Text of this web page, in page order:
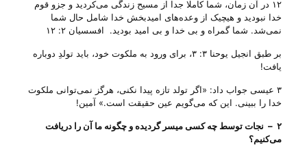
۱۲ در آن زمان، شما کاملا جدا از مسیح زندگی می‌کردید و جزو قوم
خدا نبودید و هیچیک از وعده‌های امیدبخش خدا شامل حال شما
نمی‌شد. شما گمراه و بی خدا و بی امید بودید. افسسیان ۲: ۱۲
بر طبق انجیل یوحنا ۳: ۳، برای ورود به ملکوت خود، باید تولدِ دوباره
یافت!
۳ عیسی جواب داد: «اگر تولد تازه پیدا نکنی، هرگز نمی‌توانی ملکوت
خدا را ببینی. این که می‌گویم عین حقیقت است.» آمین!
۲– نجات توسط چه کسی میسر گردیده و چگونه ما آن را دریافت
می‌‌کنیم؟